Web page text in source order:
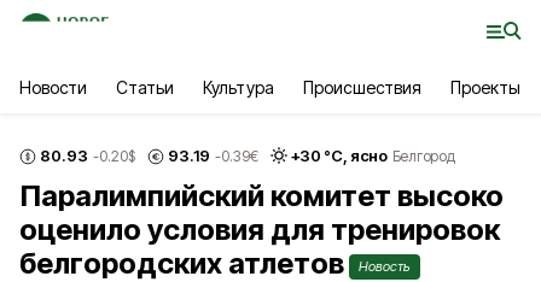
Новости Статьи Культура Происшествия Проекты
80.93 -0.20$ 93.19 -0.39€ +30 °С, ясно Белгород
Паралимпийский комитет высоко
оценило условия для тренировок
белгородских атлетов
Новость